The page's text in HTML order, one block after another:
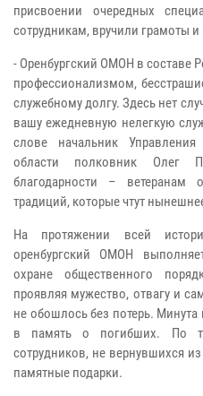
присвоении очередных
сотрудникам, вручили грамоты
- Оренбургский ОМОН в составе
профессионализмом,
служебному долгу. Здесь нет
вашу ежедневную нелегкую
слове начальник
области полковник Олег
благодарности –
традиций, которые чтут
На протяжении всей
оренбургский ОМОН
охране общественного
проявляя мужество, отвагу и
не обошлось без потерь.
в память о погибших. По
сотрудников, не вернувшихся
памятные подарки.